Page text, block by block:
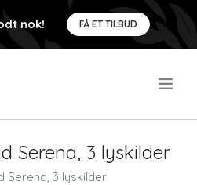
nok! FÅ ET TILBUD
Serena, 3 lyskilder
Serena, 3 lyskilder